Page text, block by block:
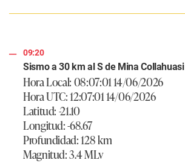
09:20
Sismo a 30 km al S de Mina Collahuasi
Hora Local: 08:07:01 14/06/2026
Hora UTC: 12:07:01 14/06/2026
Latitud: -21.10
Longitud: -68.67
Profundidad: 128 km
Magnitud: 3.4 MLv